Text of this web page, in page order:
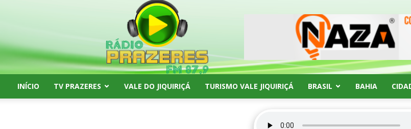
INÍCIO TV PRAZERES VALE DO JIQUIRIÇÁ TURISMO VALE JIQUIRIÇÁ BRASIL BAHIA